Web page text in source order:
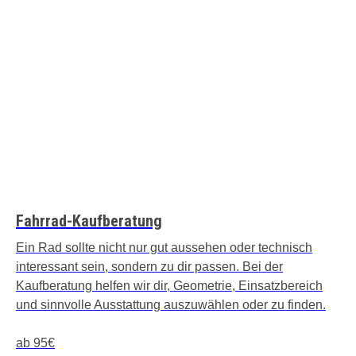
Fahrrad-Kaufberatung
Ein Rad sollte nicht nur gut aussehen oder technisch
interessant sein, sondern zu dir passen. Bei der
Kaufberatung helfen wir dir, Geometrie, Einsatzbereich
und sinnvolle Ausstattung auszuwählen oder zu finden.
ab 95€